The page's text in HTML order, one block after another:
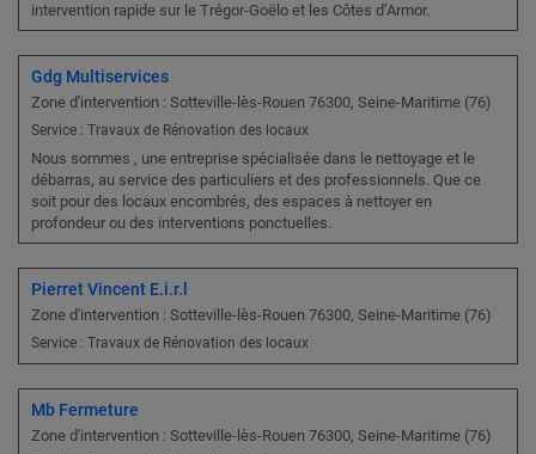
intervention rapide sur le Trégor-Goëlo et les Côtes d’Armor.
Gdg Multiservices
Zone d'intervention : Sotteville-lès-Rouen 76300, Seine-Maritime (76)
Service : Travaux de Rénovation des locaux
Nous sommes , une entreprise spécialisée dans le nettoyage et le
débarras, au service des particuliers et des professionnels. Que ce
soit pour des locaux encombrés, des espaces à nettoyer en
profondeur ou des interventions ponctuelles.
Pierret Vincent E.i.r.l
Zone d'intervention : Sotteville-lès-Rouen 76300, Seine-Maritime (76)
Service : Travaux de Rénovation des locaux
Mb Fermeture
Zone d'intervention : Sotteville-lès-Rouen 76300, Seine-Maritime (76)